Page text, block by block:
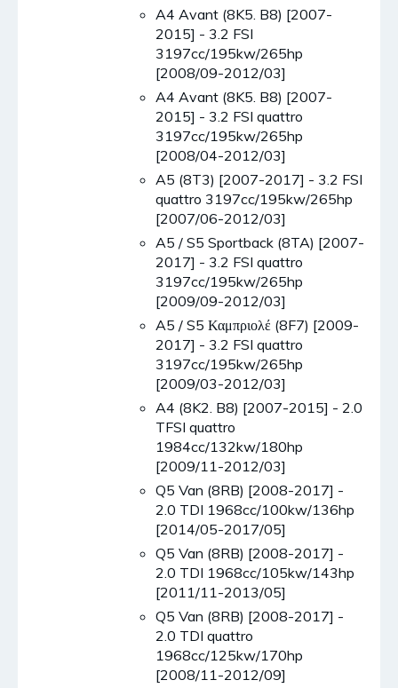
A4 Avant (8K5. B8) [2007-
2015] - 3.2 FSI
3197cc/195kw/265hp
[2008/09-2012/03]
A4 Avant (8K5. B8) [2007-
2015] - 3.2 FSI quattro
3197cc/195kw/265hp
[2008/04-2012/03]
A5 (8T3) [2007-2017] - 3.2 FSI
quattro 3197cc/195kw/265hp
[2007/06-2012/03]
A5 / S5 Sportback (8TA) [2007-
2017] - 3.2 FSI quattro
3197cc/195kw/265hp
[2009/09-2012/03]
A5 / S5 Καμπριολέ (8F7) [2009-
2017] - 3.2 FSI quattro
3197cc/195kw/265hp
[2009/03-2012/03]
A4 (8K2. B8) [2007-2015] - 2.0
TFSI quattro
1984cc/132kw/180hp
[2009/11-2012/03]
Q5 Van (8RB) [2008-2017] -
2.0 TDI 1968cc/100kw/136hp
[2014/05-2017/05]
Q5 Van (8RB) [2008-2017] -
2.0 TDI 1968cc/105kw/143hp
[2011/11-2013/05]
Q5 Van (8RB) [2008-2017] -
2.0 TDI quattro
1968cc/125kw/170hp
[2008/11-2012/09]